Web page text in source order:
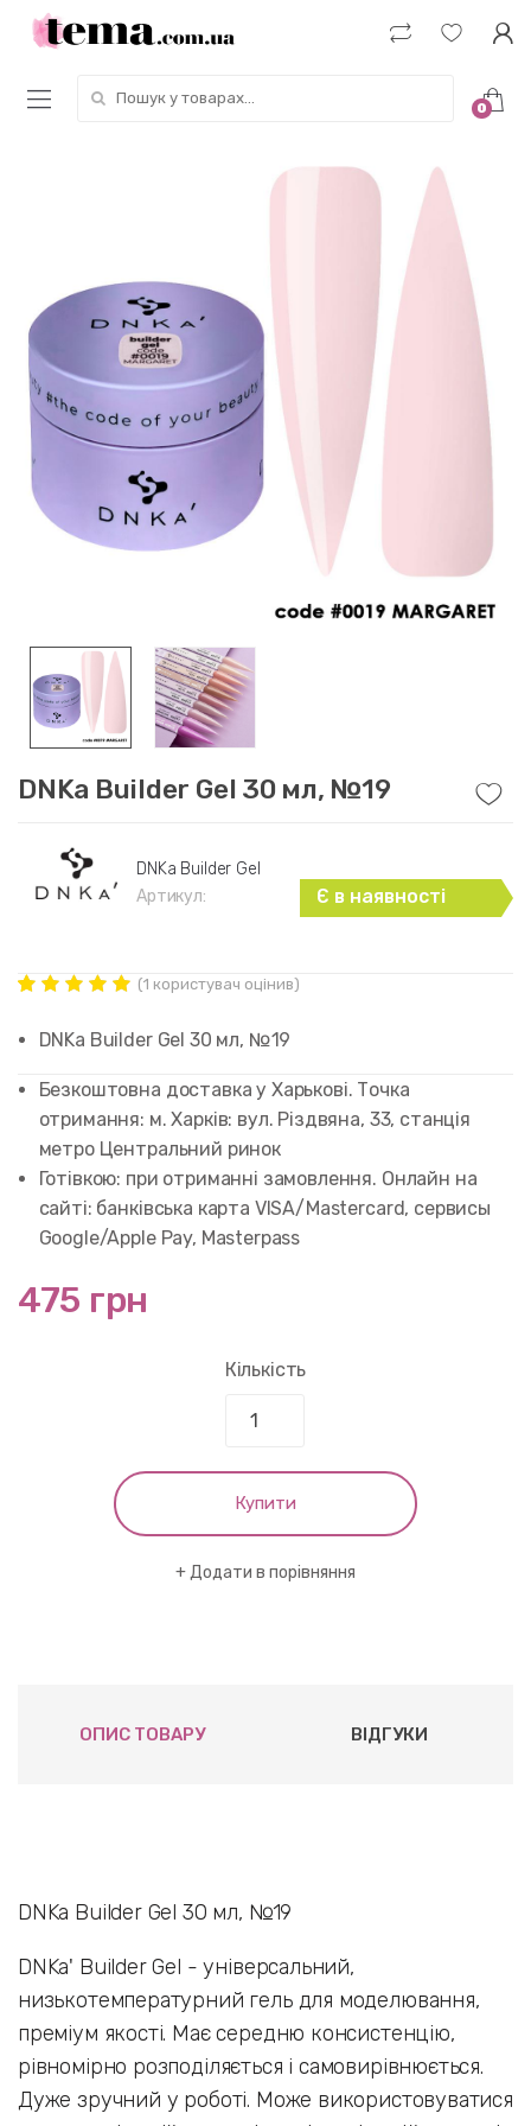
0
DNKa Builder Gel 30 мл, №19
DNKa Builder Gel
Артикул:
Є в наявності
5.00 out of
5 based on
rating
(1 користувач оцінив)
DNKa Builder Gel 30 мл, №19
Безкоштовна доставка у Харькові. Точка
отримання: м. Харків: вул. Різдвяна, 33, станція
метро Центральний ринок
Готівкою: при отриманні замовлення. Онлайн на
сайті: банківська карта VISA/Mastercard, сервисы
Google/Apple Pay, Masterpass
475 грн
Кількість
Купити
Додати в порівняння
ОПИС ТОВАРУ ВІДГУКИ
DNKa Builder Gel 30 мл, №19
DNKa' Builder Gel - універсальний,
низькотемпературний гель для моделювання,
преміум якості. Має середню консистенцію,
рівномірно розподіляється і самовирівнюється.
Дуже зручний у роботі. Може використовуватися